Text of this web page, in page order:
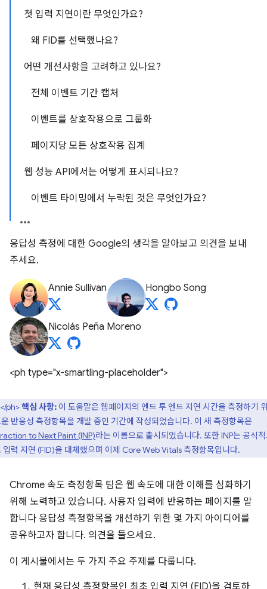
첫 입력 지연이란 무엇인가요?
왜 FID를 선택했나요?
어떤 개선사항을 고려하고 있나요?
전체 이벤트 기간 캡처
이벤트를 상호작용으로 그룹화
페이지당 모든 상호작용 집계
웹 성능 API에서는 어떻게 표시되나요?
이벤트 타이밍에서 누락된 것은 무엇인가요?
응답성 측정에 대한 Google의 생각을 알아보고 의견을 보내
주세요.
Annie Sullivan Hongbo Song
Nicolás Peña Moreno
<ph type="x-smartling-placeholder">
</ph>핵심 사항: 이 도움말은 웹페이지의 엔드 투 엔드 지연 시간을 측정하기
반응성 측정항목을 개발 중인 기간에 작성되었습니다. 이 새 측정항목은
to Next Paint (INP)라는 이름으로 출시되었습니다. 또한 INP는 공식
입력 지연 (FID)을 대체했으며 이제 Core Web Vitals 측정항목입니다.
Chrome 속도 측정항목 팀은 웹 속도에 대한 이해를 심화하기
위해 노력하고 있습니다. 사용자 입력에 반응하는 페이지를 말
합니다 응답성 측정항목을 개선하기 위한 몇 가지 아이디어를
공유하고자 합니다. 의견을 들으세요.
이 게시물에서는 두 가지 주요 주제를 다룹니다.
현재 응답성 측정항목인 최초 입력 지연 (FID)을 검토하